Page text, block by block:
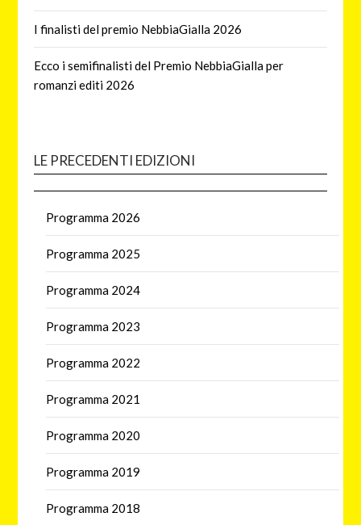
I finalisti del premio NebbiaGialla 2026
Ecco i semifinalisti del Premio NebbiaGialla per
romanzi editi 2026
LE PRECEDENTI EDIZIONI
Programma 2026
Programma 2025
Programma 2024
Programma 2023
Programma 2022
Programma 2021
Programma 2020
Programma 2019
Programma 2018